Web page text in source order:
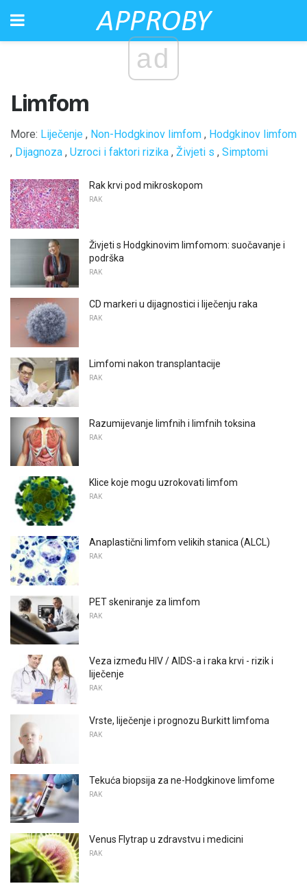
ad
Limfom
More: Liječenje , Non-Hodgkinov limfom , Hodgkinov limfom
, Dijagnoza , Uzroci i faktori rizika , Živjeti s , Simptomi
Rak krvi pod mikroskopom
RAK
Živjeti s Hodgkinovim limfomom: suočavanje i
podrška
RAK
CD markeri u dijagnostici i liječenju raka
RAK
Limfomi nakon transplantacije
RAK
Razumijevanje limfnih i limfnih toksina
RAK
Klice koje mogu uzrokovati limfom
RAK
Anaplastični limfom velikih stanica (ALCL)
RAK
PET skeniranje za limfom
RAK
Veza između HIV / AIDS-a i raka krvi - rizik i
liječenje
RAK
Vrste, liječenje i prognozu Burkitt limfoma
RAK
Tekuća biopsija za ne-Hodgkinove limfome
RAK
Venus Flytrap u zdravstvu i medicini
RAK